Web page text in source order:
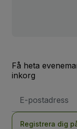
Få heta
inkorg
postadress
Registrera dig